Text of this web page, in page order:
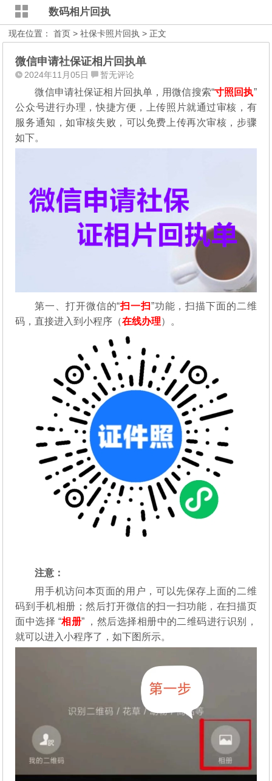
数码相片回执
现在位置：首页 >社保卡照片回执 > 正文
微信申请社保证相片回执单
2024年11月05日 暂无评论
微信申请社保证相片回执单，用微信搜索“寸照回执”
公众号进行办理，快捷方便，上传照片就通过审核，有
服务通知，如审核失败，可以免费上传再次审核，步骤
如下。
第一、打开微信的“扫一扫”功能，扫描下面的二维
码，直接进入到小程序（在线办理）。
注意：
用手机访问本页面的用户，可以先保存上面的二维
码到手机相册；然后打开微信的扫一扫功能，在扫描页
面中选择 “相册” ，然后选择相册中的二维码进行识别，
就可以进入小程序了，如下图所示。